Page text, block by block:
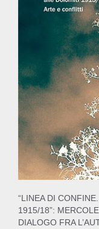
“LINEA DI
1915/18”:
DIALOGO FRA